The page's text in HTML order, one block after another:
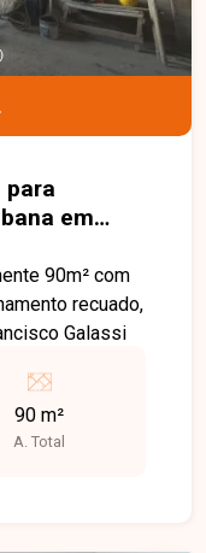
ideal
para
em
90m² com
recuado,
Galassi
90 m²
A. Total